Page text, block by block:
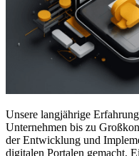
Unsere langjährige
Unternehmen bis zu
der Entwicklung und
digitalen Portalen gemacht.